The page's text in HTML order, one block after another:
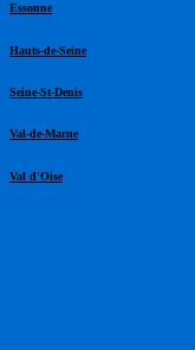
Essonne
Hauts-de-Seine
Seine-St-Denis
Val-de-Marne
Val d'Oise